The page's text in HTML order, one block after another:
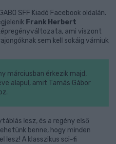
SFF Kiadó Facebook oldalán.
Frank Herbert
ami viszont
sem kell sokáig várniuk
márciusban érkezik majd,
alapul, amit Tamás Gábor
lesz, és a regény első
benne, hogy minden
lesz! A klasszikus sci-fi